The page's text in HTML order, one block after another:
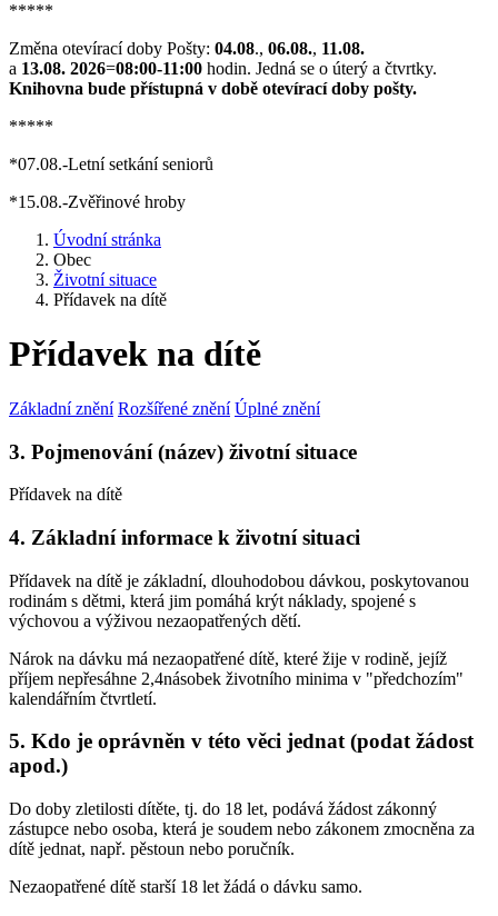
*****
Změna otevírací doby Pošty: 04.08., 06.08., 11.08.
a 13.08. 2026=08:00-11:00 hodin. Jedná se o úterý a čtvrtky.
Knihovna bude přístupná v době otevírací doby pošty.
*****
*07.08.-Letní setkání seniorů
*15.08.-Zvěřinové hroby
Úvodní stránka
Obec
Životní situace
Přídavek na dítě
Přídavek na dítě
Základní znění Rozšířené znění Úplné znění
3. Pojmenování (název) životní situace
Přídavek na dítě
4. Základní informace k životní situaci
Přídavek na dítě je základní, dlouhodobou dávkou, poskytovanou
rodinám s dětmi, která jim pomáhá krýt náklady, spojené s
výchovou a výživou nezaopatřených dětí.
Nárok na dávku má nezaopatřené dítě, které žije v rodině, jejíž
příjem nepřesáhne 2,4násobek životního minima v "předchozím"
kalendářním čtvrtletí.
5. Kdo je oprávněn v této věci jednat (podat žádost
apod.)
Do doby zletilosti dítěte, tj. do 18 let, podává žádost zákonný
zástupce nebo osoba, která je soudem nebo zákonem zmocněna za
dítě jednat, např. pěstoun nebo poručník.
Nezaopatřené dítě starší 18 let žádá o dávku samo.